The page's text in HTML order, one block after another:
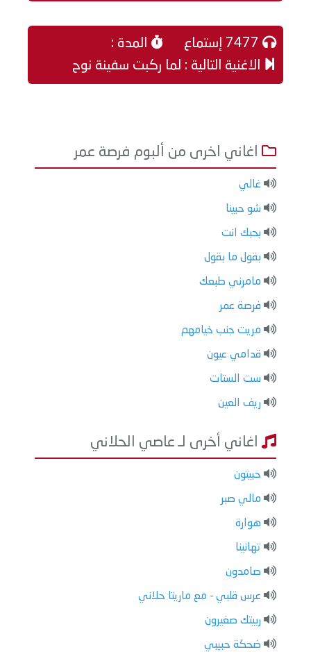
المدة :
الاغنية التالية : لما ركبت سفينة نوح
اغاني اخرى من ألبوم فرصة عمر
غالي
شو حبينا
بحبك انت
بقول ما بقول
مامرني طبعك
فرصة عمر
مريت جنب خيامهم
قدامي عيون
ست الستات
ريف العين
اغاني أخرى لـ عاصي الحلاني
حبيتون
مالي صبر
هوارة
تهانينا
صامدون
عرس قلبي - مع ماريتا حلاني
ربيتك صغيرون
ضحكة حبيبي